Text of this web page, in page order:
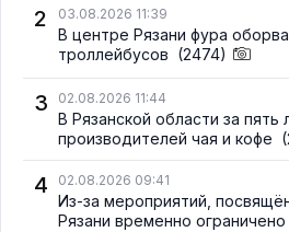
2 03.08.2026 11:39
В центре Рязани фура
троллейбусов (2474)
3 02.08.2026 11:44
В Рязанской области за пять
производителей чая и кофе
4 02.08.2026 09:41
Из-за мероприятий,
Рязани временно